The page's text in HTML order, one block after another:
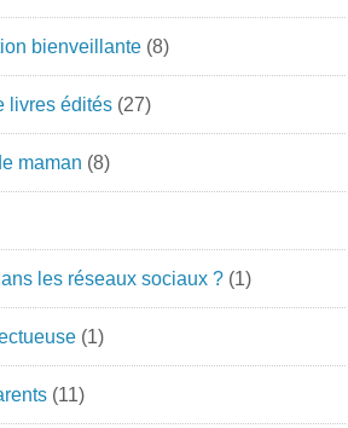
bienveillante (8)
livres édités (27)
maman (8)
les réseaux sociaux ? (1)
(1)
(11)